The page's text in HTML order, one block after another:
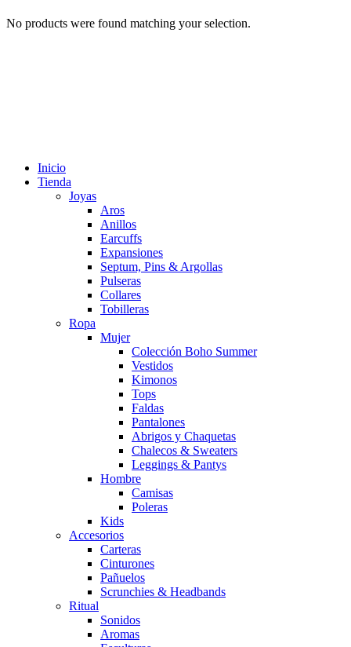
No products were found matching your selection.
Inicio
Tienda
Joyas
Aros
Anillos
Earcuffs
Expansiones
Septum, Pins & Argollas
Pulseras
Collares
Tobilleras
Ropa
Mujer
Colección Boho Summer
Vestidos
Kimonos
Tops
Faldas
Pantalones
Abrigos y Chaquetas
Chalecos & Sweaters
Leggings & Pantys
Hombre
Camisas
Poleras
Kids
Accesorios
Carteras
Cinturones
Pañuelos
Scrunchies & Headbands
Ritual
Sonidos
Aromas